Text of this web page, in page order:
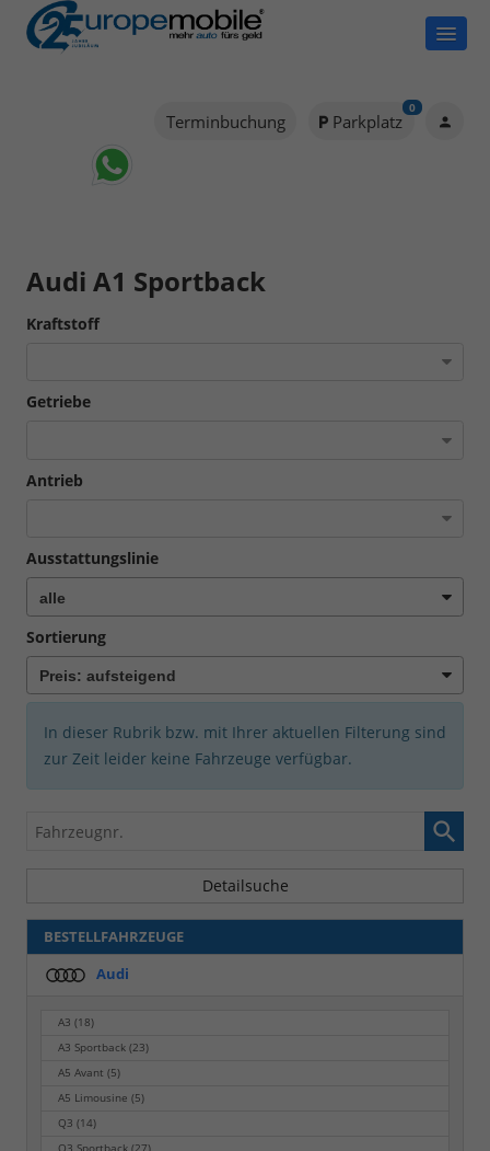
Terminbuchung Parkplatz
0
Audi A1 Sportback
Kraftstoff
Getriebe
Antrieb
Ausstattungslinie
Sortierung
In dieser Rubrik bzw. mit Ihrer aktuellen Filterung sind
zur Zeit leider keine Fahrzeuge verfügbar.
Fahrzeugnr.
Detailsuche
BESTELLFAHRZEUGE
Audi
A3(18)
A3 Sportback(23)
A5 Avant(5)
A5 Limousine(5)
Q3(14)
Q3 Sportback(27)